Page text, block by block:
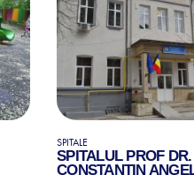
SPITALE
SPITALUL PROF DR.
CONSTANTIN